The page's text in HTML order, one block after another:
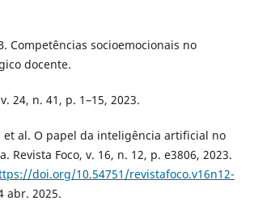
Competências socioemocionais no
docente.
24, n. 41, p. 1–15, 2023.
et al. O papel da inteligência artificial no
Revista Foco, v. 16, n. 12, p. e3806, 2023.
doi.org/10.54751/revistafoco.v16n12-
abr. 2025.